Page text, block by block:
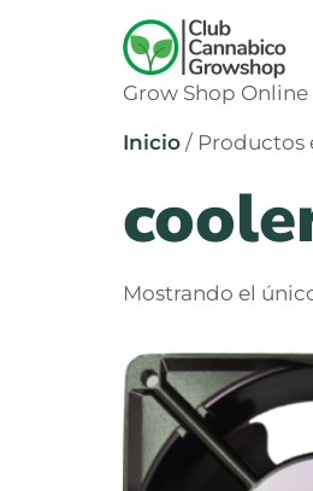
Grow Shop Online
Inicio / Productos
Mostrando el